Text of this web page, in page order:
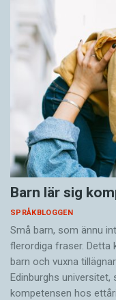
Barn lär sig
SPRÅKBLOGGEN
Små barn, som ännu
flerordiga fraser. Detta
barn och vuxna
Edinburghs
kompetensen hos